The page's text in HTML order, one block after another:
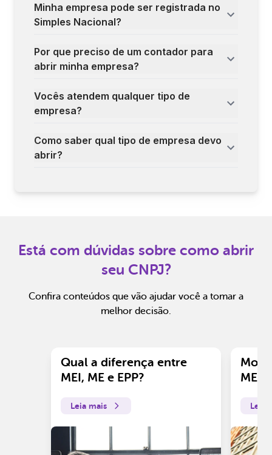
Minha empresa pode ser registrada no
Simples Nacional?
Por que preciso de um contador para
abrir minha empresa?
Vocês atendem qualquer tipo de
empresa?
Como saber qual tipo de empresa devo
abrir?
Está com dúvidas sobre como abrir
seu CNPJ?
Confira conteúdos que vão ajudar você a tomar a
melhor decisão.
Qual a diferença entre
MEI, ME e EPP?
Leia mais
ME?
Leia